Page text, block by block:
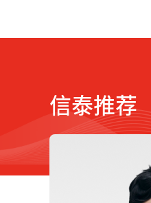
信泰推荐